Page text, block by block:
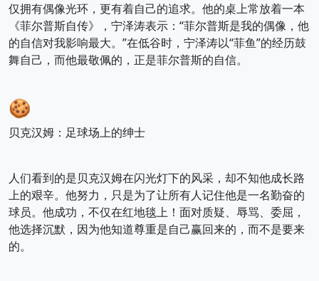
仅拥有偶像光环，更有着自己的追求。他的桌上常放着一本
《菲尔普斯自传》，宁泽涛表示：“菲尔普斯是我的偶像，他
的自信对我影响最大。”在低谷时，宁泽涛以“菲鱼”的经历鼓
舞自己，而他最敬佩的，正是菲尔普斯的自信。
🍪
贝克汉姆：足球场上的绅士
人们看到的是贝克汉姆在闪光灯下的风采，却不知他成长路
上的艰辛。他努力，只是为了让所有人记住他是一名勤奋的
球员。他成功，不仅在红地毯上！面对质疑、辱骂、委屈，
他选择沉默，因为他知道尊重是自己赢回来的，而不是要来
的。